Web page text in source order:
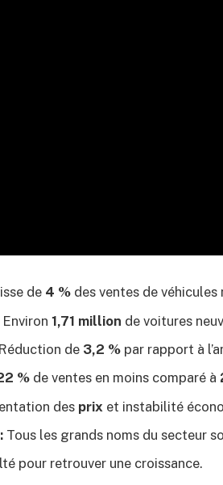
de 4 % des ventes de véhicules
Environ 1,71 million de voitures
Réduction de 3,2 % par rapport à
% de ventes en moins comparé à
des prix et instabilité
Tous les grands noms du secteur
pour retrouver une croissance.